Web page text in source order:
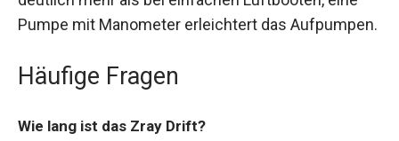
Pumpe mit Manometer erleichtert das Aufpumpen.
Häufige Fragen
Wie lang ist das Zray Drift?